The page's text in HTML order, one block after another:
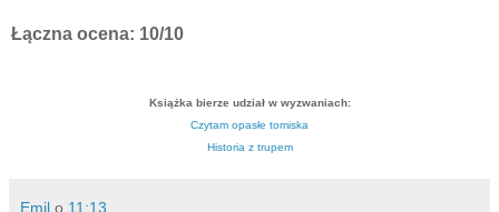
Łączna ocena: 10/10
Książka bierze udział w wyzwaniach:
Czytam opasłe tomiska
Historia z trupem
Emil o 11:13